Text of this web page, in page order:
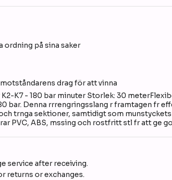
på sina saker
drag för att vinna
K7 - 180 bar minuter Storlek: 30
bar. Denna rrrengringsslang r framtagen fr
trnga sektioner, samtidigt som
PVC, ABS, mssing och rostfritt stl fr att ge
service after receiving.
returns or exchanges.